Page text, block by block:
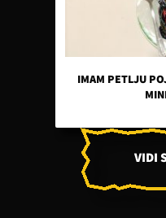
IMAM PETLJU
VIDI